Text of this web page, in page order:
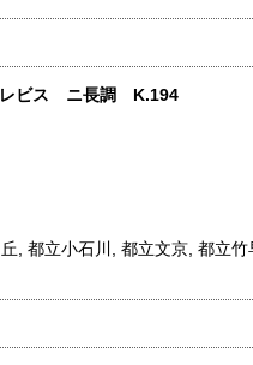
レビス ニ長調 K.194
都立小石川 都立文京, 都立竹